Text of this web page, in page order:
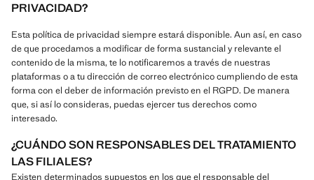
PRIVACIDAD?
Esta política de privacidad siempre estará disponible. Aun así, en caso
de que procedamos a modificar de forma sustancial y relevante el
contenido de la misma, te lo notificaremos a través de nuestras
plataformas o a tu dirección de correo electrónico cumpliendo de esta
forma con el deber de información previsto en el RGPD. De manera
que, si así lo consideras, puedas ejercer tus derechos como
interesado.
¿CUÁNDO SON RESPONSABLES DEL TRATAMIENTO
LAS FILIALES?
Existen determinados supuestos en los que el responsable del